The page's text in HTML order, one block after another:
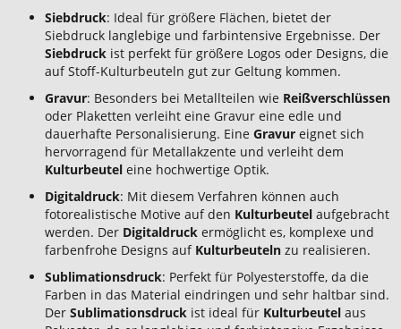
Siebdruck: Ideal für größere Flächen, bietet der
Siebdruck langlebige und farbintensive Ergebnisse. Der
Siebdruck ist perfekt für größere Logos oder Designs, die
auf Stoff-Kulturbeuteln gut zur Geltung kommen.
Gravur: Besonders bei Metallteilen wie Reißverschlüssen
oder Plaketten verleiht eine Gravur eine edle und
dauerhafte Personalisierung. Eine Gravur eignet sich
hervorragend für Metallakzente und verleiht dem
Kulturbeutel eine hochwertige Optik.
Digitaldruck: Mit diesem Verfahren können auch
fotorealistische Motive auf den Kulturbeutel aufgebracht
werden. Der Digitaldruck ermöglicht es, komplexe und
farbenfrohe Designs auf Kulturbeuteln zu realisieren.
Sublimationsdruck: Perfekt für Polyesterstoffe, da die
Farben in das Material eindringen und sehr haltbar sind.
Der Sublimationsdruck ist ideal für Kulturbeutel aus